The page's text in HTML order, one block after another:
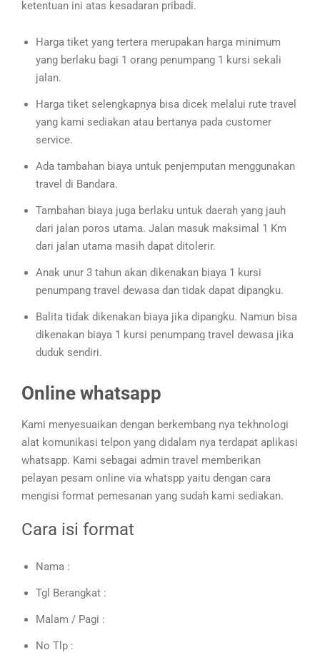
ketentuan ini atas kesadaran pribadi.
Harga tiket yang tertera merupakan harga minimum
yang berlaku bagi 1 orang penumpang 1 kursi sekali
jalan.
Harga tiket selengkapnya bisa dicek melalui rute travel
yang kami sediakan atau bertanya pada customer
service.
Ada tambahan biaya untuk penjemputan menggunakan
travel di Bandara.
Tambahan biaya juga berlaku untuk daerah yang jauh
dari jalan poros utama. Jalan masuk maksimal 1 Km
dari jalan utama masih dapat ditolerir.
Anak unur 3 tahun akan dikenakan biaya 1 kursi
penumpang travel dewasa dan tidak dapat dipangku.
Balita tidak dikenakan biaya jika dipangku. Namun bisa
dikenakan biaya 1 kursi penumpang travel dewasa jika
duduk sendiri.
Online whatsapp
Kami menyesuaikan dengan berkembang nya tekhnologi
alat komunikasi telpon yang didalam nya terdapat aplikasi
whatsapp. Kami sebagai admin travel memberikan
pelayan pesam online via whatspp yaitu dengan cara
mengisi format pemesanan yang sudah kami sediakan.
Cara isi format
Nama :
Tgl Berangkat :
Malam / Pagi :
No Tlp :